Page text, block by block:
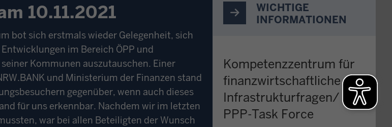
10.11.2021
bot sich erstmals wieder Gelegenheit, sich
im Bereich ÖPP und
Kommunen auszutauschen. Einer
und Ministerium der Finanzen stand
gegenüber, wenn auch dieses
für uns erkennbar. Nachdem wir im letzten
war bei allen Beteiligten der Wunsch
WICHTIGE
INFORMATIONEN
Kompetenzzentrum für
finanzwirtschaftliche
Infrastrukturfragen/
PPP-Task Force